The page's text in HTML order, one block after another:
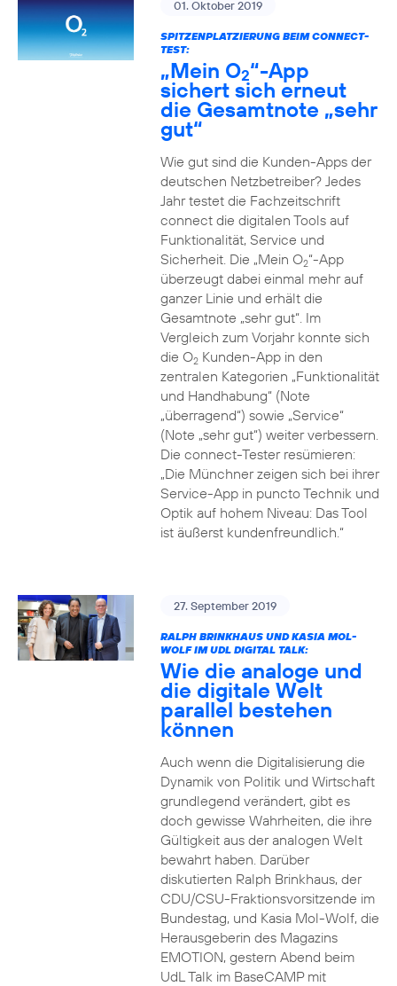
01. Oktober 2019
SPITZENPLATZIERUNG BEIM CONNECT-
TEST:
„Mein O2“-App
sichert sich erneut
die Gesamtnote „sehr
gut“
Wie gut sind die Kunden-Apps der
deutschen Netzbetreiber? Jedes
Jahr testet die Fachzeitschrift
connect die digitalen Tools auf
Funktionalität, Service und
Sicherheit. Die „Mein O2“-App
überzeugt dabei einmal mehr auf
ganzer Linie und erhält die
Gesamtnote „sehr gut“. Im
Vergleich zum Vorjahr konnte sich
die O2Kunden-App in den
zentralen Kategorien „Funktionalität
und Handhabung“ (Note
„überragend“) sowie „Service“
(Note „sehr gut“) weiter verbessern.
Die connect-Tester resümieren:
„Die Münchner zeigen sich bei ihrer
Service-App in puncto Technik und
Optik auf hohem Niveau: Das Tool
ist äußerst kundenfreundlich.“
27. September 2019
RALPH BRINKHAUS UND KASIA MOL-
WOLF IM UDL DIGITAL TALK:
Wie die analoge und
die digitale Welt
parallel bestehen
können
Auch wenn die Digitalisierung die
Dynamik von Politik und Wirtschaft
grundlegend verändert, gibt es
doch gewisse Wahrheiten, die ihre
Gültigkeit aus der analogen Welt
bewahrt haben. Darüber
diskutierten Ralph Brinkhaus, der
CDU/CSU-Fraktionsvorsitzende im
Bundestag, und Kasia Mol-Wolf, die
Herausgeberin des Magazins
EMOTION, gestern Abend beim
UdL Talk im BaseCAMP mit